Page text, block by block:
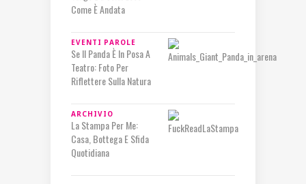
Come È Andata
EVENTI PAROLE
Se Il Panda È In Posa A
Teatro: Foto Per
Riflettere Sulla Natura
ARCHIVIO
La Stampa Per Me:
Casa, Bottega E Sfida
Quotidiana